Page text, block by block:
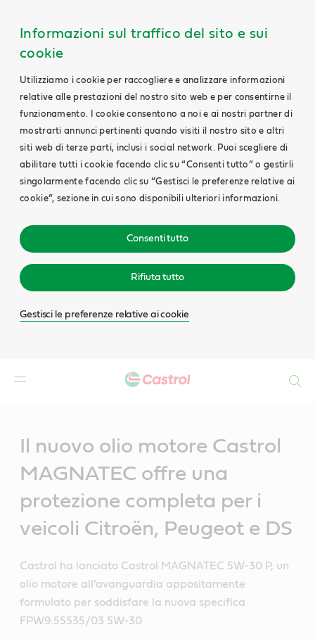
Informazioni sul traffico del sito e sui
cookie
Utilizziamo i cookie per raccogliere e analizzare informazioni
relative alle prestazioni del nostro sito web e per consentirne il
funzionamento. I cookie consentono a noi e ai nostri partner di
mostrarti annunci pertinenti quando visiti il nostro sito e altri
siti web di terze parti, inclusi i social network. Puoi scegliere di
abilitare tutti i cookie facendo clic su “Consenti tutto” o gestirli
singolarmente facendo clic su “Gestisci le preferenze relative ai
cookie”, sezione in cui sono disponibili ulteriori informazioni.
Consenti tutto
Rifiuta tutto
Gestisci le preferenze relative ai cookie
Il nuovo olio motore Castrol
MAGNATEC offre una
protezione completa per i
veicoli Citroën, Peugeot e DS
Castrol ha lanciato Castrol MAGNATEC 5W-30 P, un
olio motore all’avanguardia appositamente
formulato per soddisfare la nuova specifica
FPW9.55535/03 5W-30